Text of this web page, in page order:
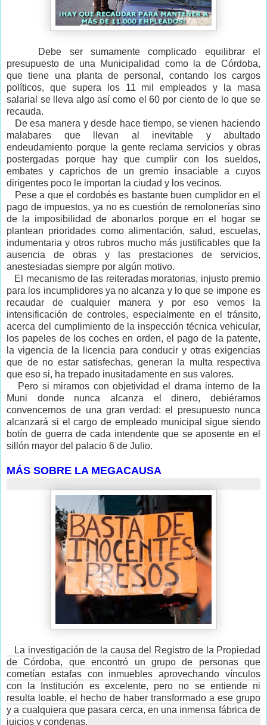
Debe ser sumamente complicado equilibrar el
presupuesto de una Municipalidad como la de Córdoba,
que tiene una planta de personal, contando los cargos
políticos, que supera los 11 mil empleados y la masa
salarial se lleva algo así como el 60 por ciento de lo que se
recauda.
De esa manera y desde hace tiempo, se vienen haciendo
malabares que llevan al inevitable y abultado
endeudamiento porque la gente reclama servicios y obras
postergadas porque hay que cumplir con los sueldos,
embates y caprichos de un gremio insaciable a cuyos
dirigentes poco le importan la ciudad y los vecinos.
Pese a que el cordobés es bastante buen cumplidor en el
pago de impuestos, ya no es cuestión de remolonerías sino
de la imposibilidad de abonarlos porque en el hogar se
plantean prioridades como alimentación, salud, escuelas,
indumentaria y otros rubros mucho más justificables que la
ausencia de obras y las prestaciones de servicios,
anestesiadas siempre por algún motivo.
El mecanismo de las reiteradas moratorias, injusto premio
para los incumplidores ya no alcanza y lo que se impone es
recaudar de cualquier manera y por eso vemos la
intensificación de controles, especialmente en el tránsito,
acerca del cumplimiento de la inspección técnica vehicular,
los papeles de los coches en orden, el pago de la patente,
la vigencia de la licencia para conducir y otras exigencias
que de no estar satisfechas, generan la multa respectiva
que eso si, ha trepado inusitadamente en sus valores.
Pero si miramos con objetividad el drama interno de la
Muni donde nunca alcanza el dinero, debiéramos
convencernos de una gran verdad: el presupuesto nunca
alcanzará si el cargo de empleado municipal sigue siendo
botín de guerra de cada intendente que se aposente en el
sillón mayor del palacio 6 de Julio.
MÁS SOBRE LA MEGACAUSA
La investigación de la causa del Registro de la Propiedad
de Córdoba, que encontró un grupo de personas que
cometían estafas con inmuebles aprovechando vínculos
con la Institución es excelente, pero no se entiende ni
resulta loable, el hecho de haber transformado a ese grupo
y a cualquiera que pasara cerca, en una inmensa fábrica de
juicios y condenas.